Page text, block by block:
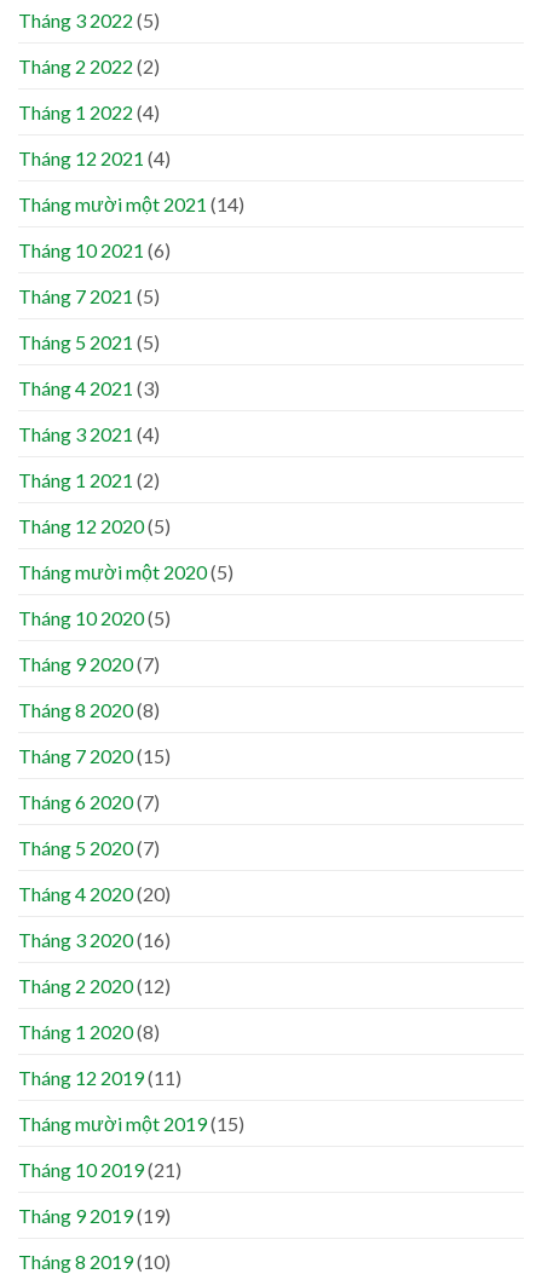
Tháng 3 2022 (5)
Tháng 2 2022 (2)
Tháng 1 2022 (4)
Tháng 12 2021 (4)
Tháng mười một 2021 (14)
Tháng 10 2021 (6)
Tháng 7 2021 (5)
Tháng 5 2021 (5)
Tháng 4 2021 (3)
Tháng 3 2021 (4)
Tháng 1 2021 (2)
Tháng 12 2020(5)
Tháng mười một 2020(5)
Tháng 10 2020(5)
Tháng 9 2020(7)
Tháng 8 2020(8)
Tháng 7 2020(15)
Tháng 6 2020(7)
Tháng 5 2020(7)
Tháng 4 2020(20)
Tháng 3 2020(16)
Tháng 2 2020(12)
Tháng 1 2020(8)
Tháng 12 2019(11)
Tháng mười một 2019(15)
Tháng 10 2019(21)
Tháng 9 2019(19)
Tháng 8 2019(10)